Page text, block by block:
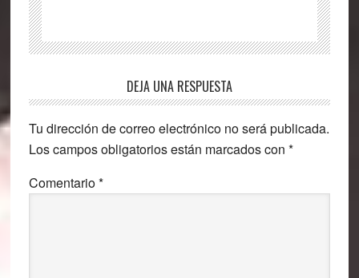
Interacciones
con
los
lectores
DEJA UNA RESPUESTA
Tu dirección de correo electrónico no será publicada.
Los campos obligatorios están marcados con *
Comentario*